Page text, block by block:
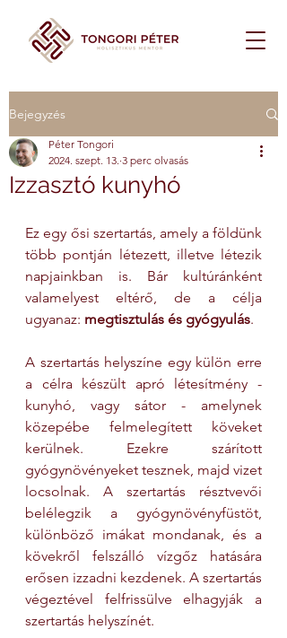
Bejegyzés
Izzasztó kunyhó
Péter Tongori
2024. szept. 13. 3 perc olvasás
Ez egy ősi szertartás, amely a földünk
több pontján létezett, illetve létezik
napjainkban is. Bár kultúránként
valamelyest eltérő, de a célja
ugyanaz: megtisztulás és gyógyulás.
A szertartás helyszíne egy külön erre
a célra készült apró létesítmény -
kunyhó, vagy sátor - amelynek
közepébe felmelegített köveket
kerülnek. Ezekre szárított
gyógynövényeket tesznek, majd vizet
locsolnak. A szertartás résztvevői
belélegzik a gyógynövényfüstöt,
különböző imákat mondanak, és a
kövekről felszálló vízgőz hatására
erősen izzadni kezdenek. A szertartás
végeztével felfrissülve elhagyják a
szertartás helyszínét.